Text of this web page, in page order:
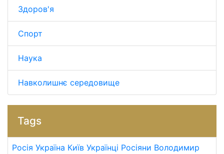
Здоров'я
Спорт
Наука
Навколишнє середовище
Tags
Росія Україна Київ Українці Росіяни Володимир